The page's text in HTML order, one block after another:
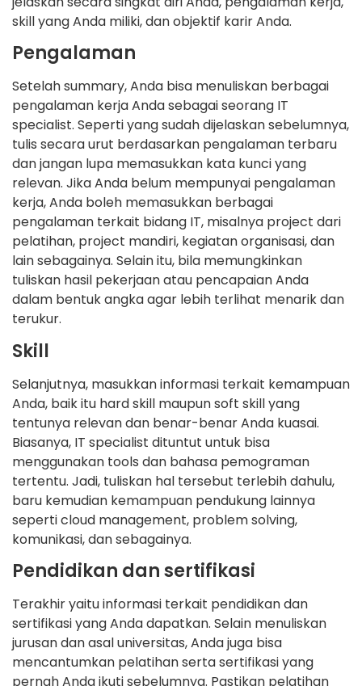
skill yang Anda miliki, dan objektif karir Anda.
Pengalaman
Setelah summary, Anda bisa menuliskan berbagai
pengalaman kerja Anda sebagai seorang IT
specialist. Seperti yang sudah dijelaskan sebelumnya,
tulis secara urut berdasarkan pengalaman terbaru
dan jangan lupa memasukkan kata kunci yang
relevan. Jika Anda belum mempunyai pengalaman
kerja, Anda boleh memasukkan berbagai
pengalaman terkait bidang IT, misalnya project dari
pelatihan, project mandiri, kegiatan organisasi, dan
lain sebagainya. Selain itu, bila memungkinkan
tuliskan hasil pekerjaan atau pencapaian Anda
dalam bentuk angka agar lebih terlihat menarik dan
terukur.
Skill
Selanjutnya, masukkan informasi terkait kemampuan
Anda, baik itu hard skill maupun soft skill yang
tentunya relevan dan benar-benar Anda kuasai.
Biasanya, IT specialist dituntut untuk bisa
menggunakan tools dan bahasa pemograman
tertentu. Jadi, tuliskan hal tersebut terlebih dahulu,
baru kemudian kemampuan pendukung lainnya
seperti cloud management, problem solving,
komunikasi, dan sebagainya.
Pendidikan dan sertifikasi
Terakhir yaitu informasi terkait pendidikan dan
sertifikasi yang Anda dapatkan. Selain menuliskan
jurusan dan asal universitas, Anda juga bisa
mencantumkan pelatihan serta sertifikasi yang
pernah Anda ikuti sebelumnya. Pastikan pelatihan